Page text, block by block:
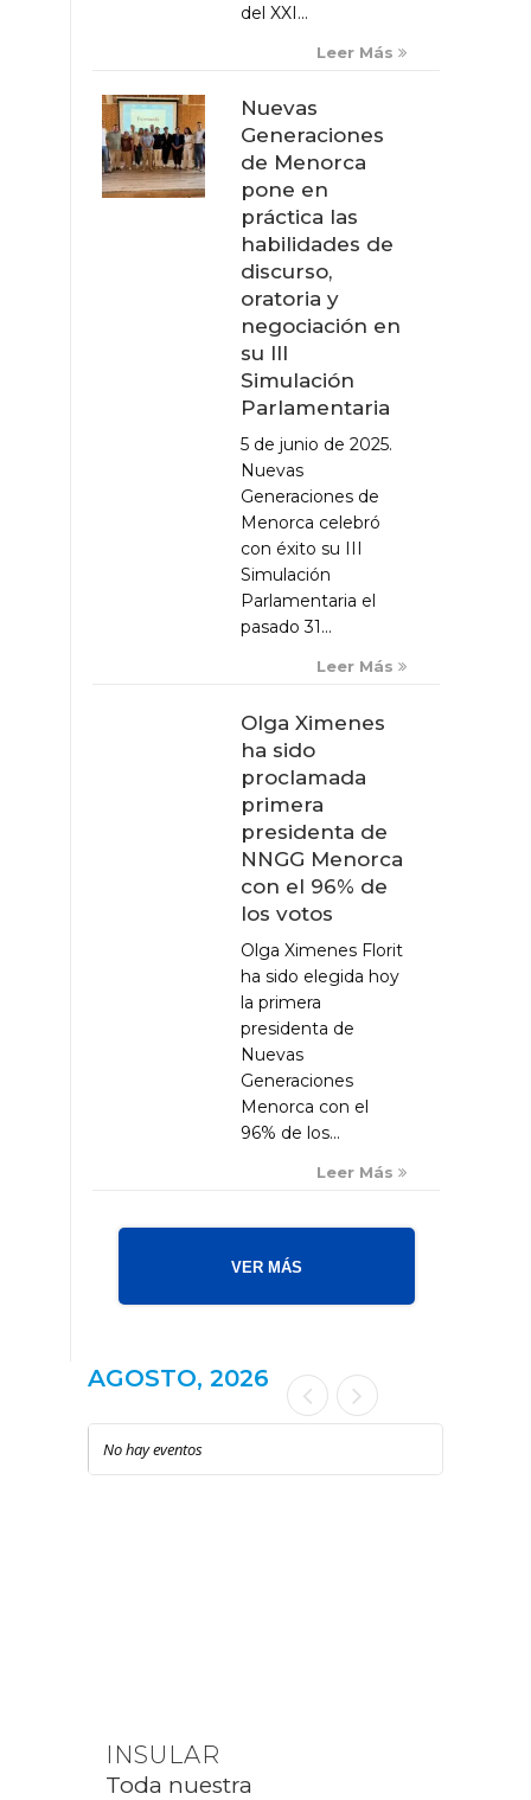
del XXI...
Leer Más
Nuevas
Generaciones
de Menorca
pone en
práctica las
habilidades de
discurso,
oratoria y
negociación en
su III
Simulación
Parlamentaria
5 de junio de 2025.
Nuevas
Generaciones de
Menorca celebró
con éxito su III
Simulación
Parlamentaria el
pasado 31...
Leer Más
Olga Ximenes
ha sido
proclamada
primera
presidenta de
NNGG Menorca
con el 96% de
los votos
Olga Ximenes Florit
ha sido elegida hoy
la primera
presidenta de
Nuevas
Generaciones
Menorca con el
96% de los...
Leer Más
VER MÁS
AGOSTO, 2026
No hay eventos
INSULAR
Toda nuestra